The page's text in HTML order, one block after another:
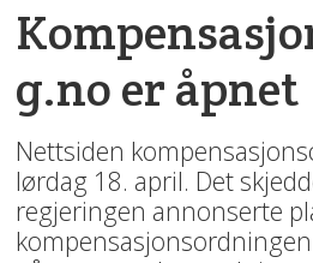
g.no er åpnet
Nettsiden
lørdag 18. april. Det
regjeringen annonserte